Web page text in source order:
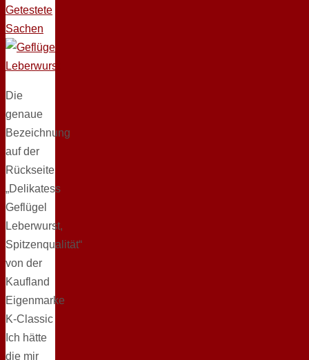
Getestete
Sachen
Die
genaue
Bezeichnung
auf der
Rückseite
„Delikatess
Geflügel
Leberwurst,
Spitzenqualität“
von der
Kaufland
Eigenmarke
K-Classic
Ich hätte
die mir